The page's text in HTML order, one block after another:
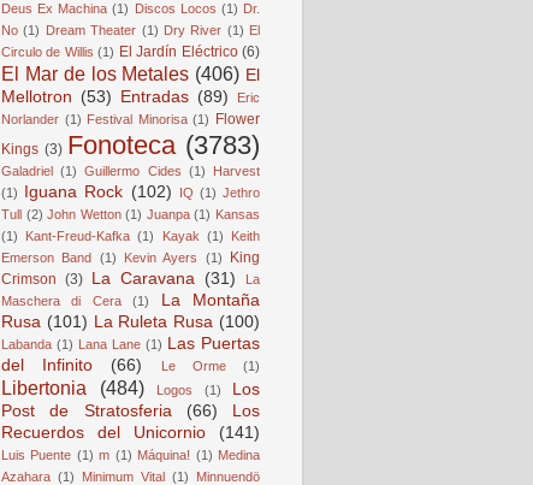
Deus Ex Machina (1) Discos Locos (1) Dr.
No (1) Dream Theater (1) Dry River (1) El
Circulo de Willis (1) El Jardín Eléctrico (6)
El Mar de los Metales (406) El
Mellotron (53) Entradas (89)
Eric
Norlander (1) Festival Minorisa (1)
Flower
Kings (3) Fonoteca (3783)
Galadriel (1) Guillermo Cides (1)
Harvest
(1)
Iguana Rock (102) IQ (1) Jethro
Tull (2) John Wetton (1) Juanpa (1) Kansas
(1)
Kant-Freud-Kafka (1) Kayak (1)
Keith
Emerson Band (1) Kevin Ayers (1)
King
Crimson (3) La Caravana (31)
La
Maschera di Cera
(1)
La Montaña
Rusa (101) La Ruleta Rusa (100)
Labanda (1) Lana Lane (1) Las Puertas
del Infinito
(66) Le Orme (1)
Libertonia (484) Logos (1)
Los
Post de Stratosferia
(66)
Los
Recuerdos del Unicornio
(141)
Luis Puente (1) m (1) Máquina! (1) Medina
Azahara (1) Minimum Vital (1)
Minnuendö